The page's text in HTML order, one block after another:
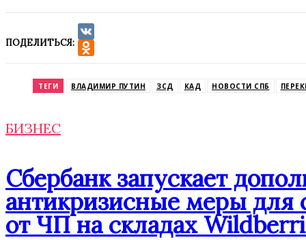
ПОДЕЛИТЬСЯ:
VK
ТЕГИ ВЛАДИМИР ПУТИН ЗСД КАД НОВОСТИ СПБ
БИЗНЕС
Сбербанк запускает
антикризисные меры для
от ЧП на складах